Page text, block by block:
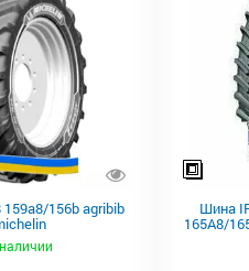
156b agribib Шина
165A8/